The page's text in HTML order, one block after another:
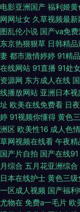
天 欧美黄a 婷婷五月天
91 91大神在线 草逼视频
www俺去射 韩国做爱
东京熟无码TV 人妖AV
中文字幕豆花 91黄色片
满人妻无码 另类亚洲色
天干屄 91亚洲夜色看片
国产 久草资源 三级片免
电影亚洲国产 福利姬黄
网网址女 久草视频最新
图乱伦小说 国产va免
东京热狠狠草 日韩精
妻 都市激情婷婷 91精
在线网站 91直播 91处
资源网 东方成人在线
线播放网站 亚洲日本视
址 欧美在线免费看 日
婷 91视频你懂得 黄色
洲区 欧美性16 成人色
草网视频在线看 午夜精
国产片自拍 国产在线91
月综合 五月花亚洲综合
日本在线护士 黄色三级
一区成人视频 国产福利
尤物在 免费a一毛片 欧